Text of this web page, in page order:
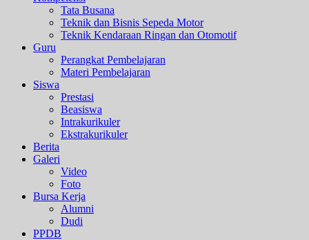
Tata Busana
Teknik dan Bisnis Sepeda Motor
Teknik Kendaraan Ringan dan Otomotif
Guru
Perangkat Pembelajaran
Materi Pembelajaran
Siswa
Prestasi
Beasiswa
Intrakurikuler
Ekstrakurikuler
Berita
Galeri
Video
Foto
Bursa Kerja
Alumni
Dudi
PPDB